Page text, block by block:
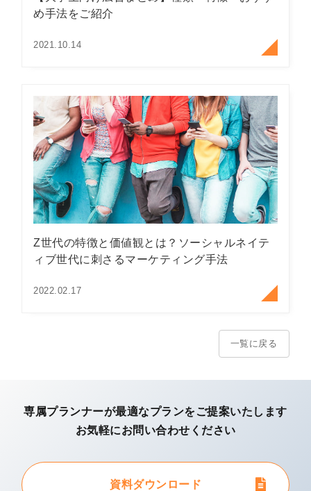
め手法をご紹介
2021.10.14
Z世代の特徴と価値観とは？ソーシャルネイテ
ィブ世代に刺さるマーケティング手法
2022.02.17
一覧に戻る
専属プランナーが最適なプランをご提案いたします
お気軽にお問い合わせください
資料ダウンロード